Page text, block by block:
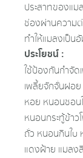
ประสาทของแ
ช่องผ่านความ
ทำให้แมลงเป็น
ประโยชน์ :
ใช้ป้องกันกำจัด
เพลี้ยจักจั่นฝอย
หอย หนอนชอน
หนอนกระทู้ข้า
ถั่ว หนอนกินใบ
แดงฝ้าย แมลง